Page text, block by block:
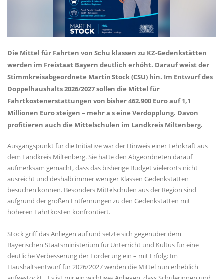
Die Mittel für Fahrten von Schulklassen zu KZ-Gedenkstätten
werden im Freistaat Bayern deutlich erhöht. Darauf weist der
Stimmkreisabgeordnete Martin Stock (CSU) hin. Im Entwurf des
Doppelhaushalts 2026/2027 sollen die Mittel für
Fahrtkostenerstattungen von bisher 462.900 Euro auf 1,1
Millionen Euro steigen – mehr als eine Verdopplung. Davon
profitieren auch die Mittelschulen im Landkreis Miltenberg.
Ausgangspunkt für die Initiative war der Hinweis einer Lehrkraft aus
dem Landkreis Miltenberg. Sie hatte den Abgeordneten darauf
aufmerksam gemacht, dass das bisherige Budget vielerorts nicht
ausreicht und deshalb immer weniger Klassen Gedenkstätten
besuchen können. Besonders Mittelschulen aus der Region sind
aufgrund der großen Entfernungen zu den Gedenkstätten mit
höheren Fahrtkosten konfrontiert.
Stock griff das Anliegen auf und setzte sich gegenüber dem
Bayerischen Staatsministerium für Unterricht und Kultus für eine
deutliche Verbesserung der Förderung ein – mit Erfolg: Im
Haushaltsentwurf für 2026/2027 werden die Mittel nun erheblich